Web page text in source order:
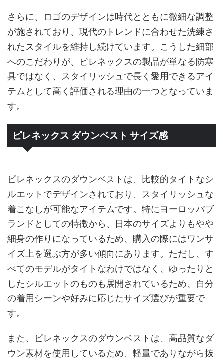
さらに、ロゴのデザインは時代とともに微細な調整
が施されており、現代のトレンドに合わせた洗練さ
れたスタイルを維持し続けています。こうした細部
へのこだわりが、ピレネックスの製品が単なる防寒
具ではなく、スタイリッシュで長く愛用できるアイ
テムとして高く評価される理由の一つとなっていま
す。
ピレネックス ダウンベスト サイズ感
ピレネックスのダウンベストは、比較的タイトなシ
ルエットでデザインされており、スタイリッシュな
着こなしが可能なアイテムです。特にヨーロッパブ
ランドとしての特徴から、日本のサイズよりもやや
細身の作りになっているため、購入の際にはワンサ
イズ上を選ぶ方が多い傾向にあります。ただし、す
べてのモデルがタイトなわけではなく、ゆったりと
したシルエットのものも展開されているため、自分
の着用シーンや好みに応じたサイズ選びが重要で
す。
また、ピレネックスのダウンベストは、高品質なダ
ウン素材を使用しているため、軽量でありながら抜